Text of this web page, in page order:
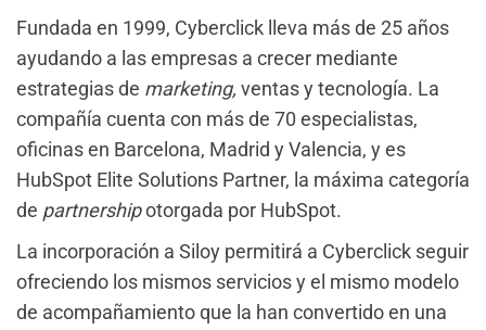
Fundada en 1999, Cyberclick lleva más de 25 años
ayudando a las empresas a crecer mediante
estrategias de marketing, ventas y tecnología. La
compañía cuenta con más de 70 especialistas,
oficinas en Barcelona, Madrid y Valencia, y es
HubSpot Elite Solutions Partner, la máxima categoría
de partnershipotorgada por HubSpot.
La incorporación a Siloy permitirá a Cyberclick seguir
ofreciendo los mismos servicios y el mismo modelo
de acompañamiento que la han convertido en una